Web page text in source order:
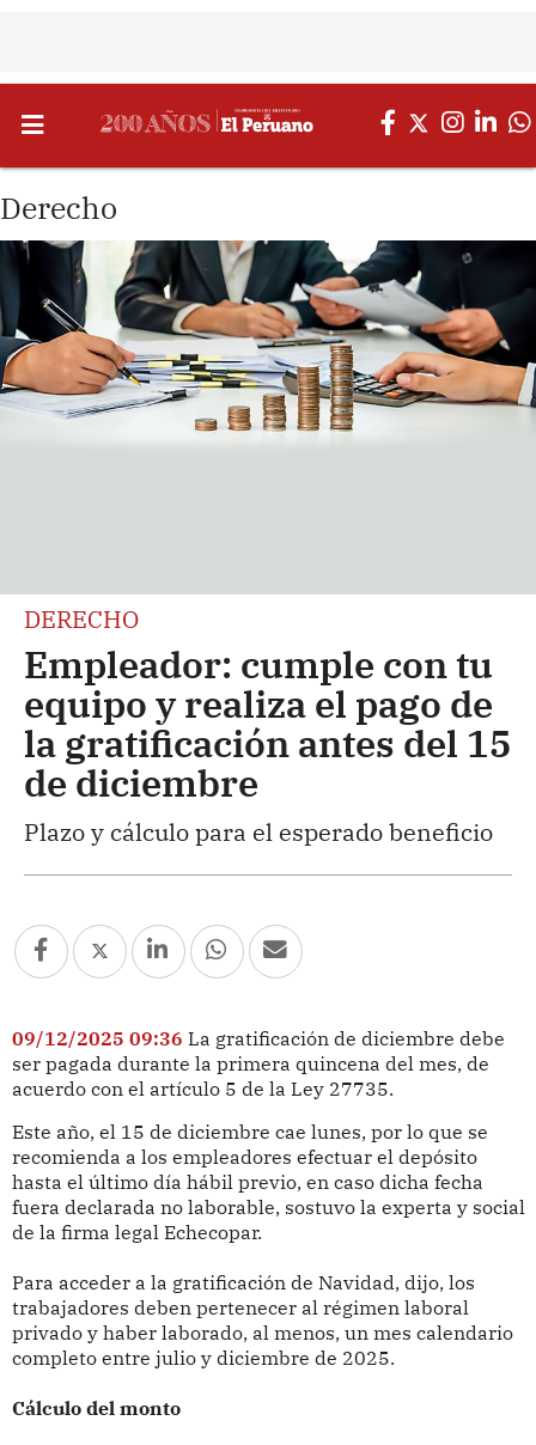
Derecho
DERECHO
Empleador: cumple con tu
equipo y realiza el pago de
la gratificación antes del 15
de diciembre
Plazo y cálculo para el esperado beneficio
09/12/2025 09:36 La gratificación de diciembre debe
ser pagada durante la primera quincena del mes, de
acuerdo con el artículo 5 de la Ley 27735.
Este año, el 15 de diciembre cae lunes, por lo que se
recomienda a los empleadores efectuar el depósito
hasta el último día hábil previo, en caso dicha fecha
fuera declarada no laborable, sostuvo la experta y social
de la firma legal Echecopar.
Para acceder a la gratificación de Navidad, dijo, los
trabajadores deben pertenecer al régimen laboral
privado y haber laborado, al menos, un mes calendario
completo entre julio y diciembre de 2025.
Cálculo del monto